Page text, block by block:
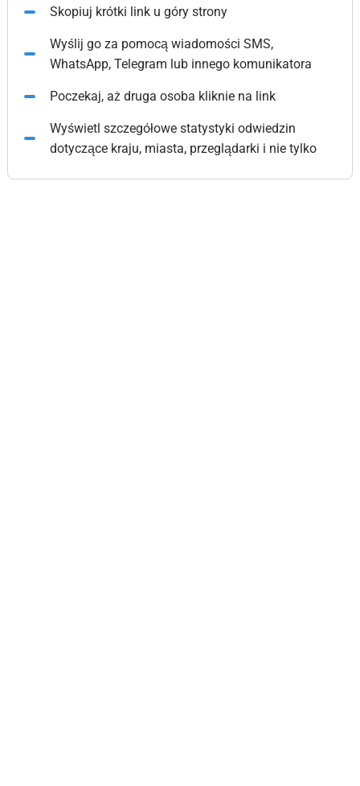
Skopiuj krótki link u góry strony
Wyślij go za pomocą wiadomości SMS,
WhatsApp, Telegram lub innego komunikatora
Poczekaj, aż druga osoba kliknie na link
Wyświetl szczegółowe statystyki odwiedzin
dotyczące kraju, miasta, przeglądarki i nie tylko